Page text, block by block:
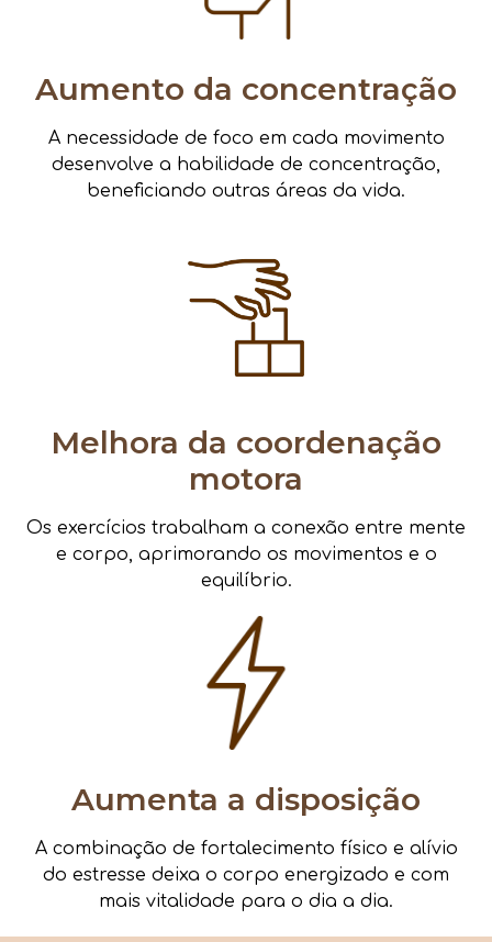
Aumento da concentração
A necessidade de foco em cada movimento
desenvolve a habilidade de concentração,
beneficiando outras áreas da vida.
Melhora da coordenação
motora
Os exercícios trabalham a conexão entre mente
e corpo, aprimorando os movimentos e o
equilíbrio.
Aumenta a disposição
A combinação de fortalecimento físico e alívio
do estresse deixa o corpo energizado e com
mais vitalidade para o dia a dia.